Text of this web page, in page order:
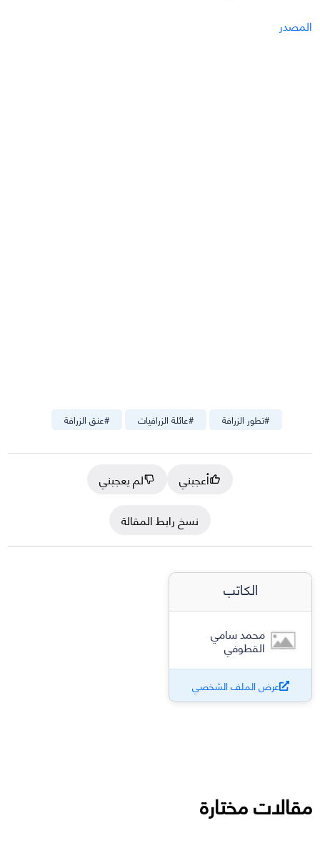
المصدر
#عنق الزرافة #عائلة الزرافيات #تطور الزرافة
أعجبني
لم يعجبني
نسخ رابط المقالة
الكاتب
محمد سامي
القطوفي
عرض الملف الشخصي
مقالات مختارة